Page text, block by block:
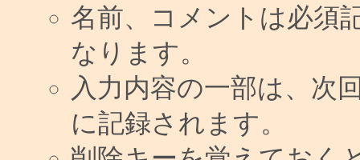
名前、コメントは必須
なります。
入力内容の一部は、次
に記録されます。